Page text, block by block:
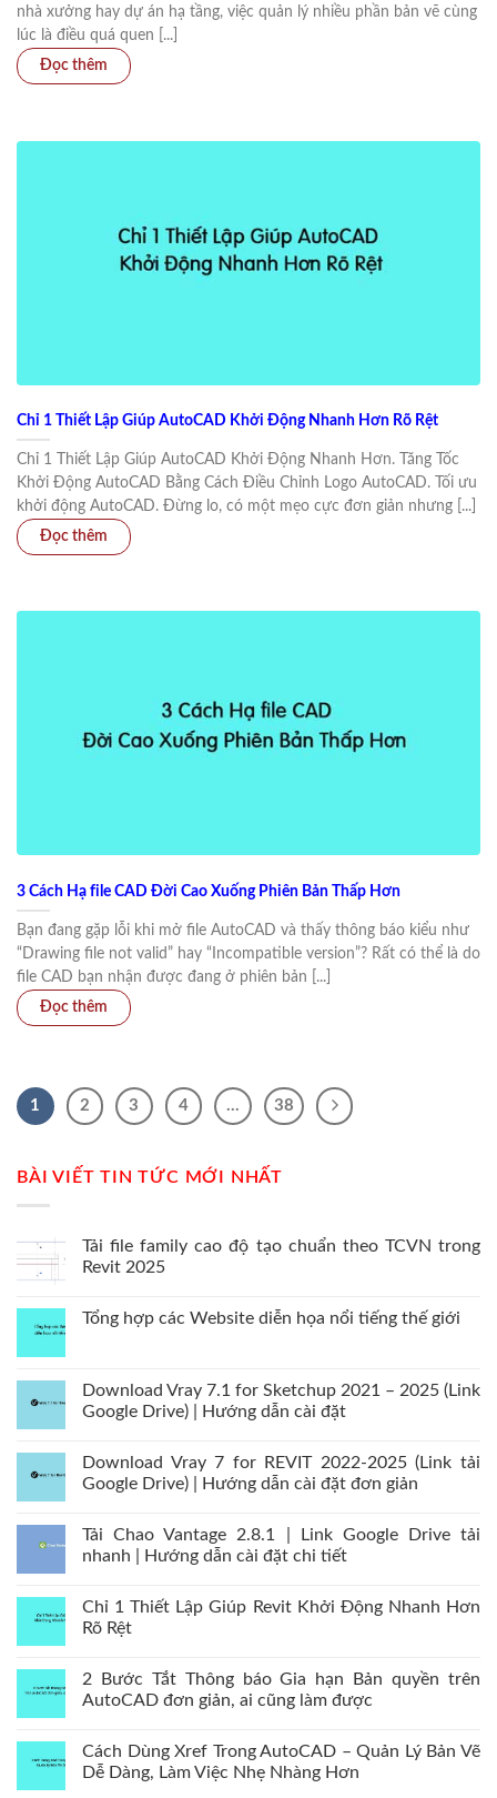
nhà xưởng hay dự án hạ tầng, việc quản lý nhiều phần bản vẽ cùng
lúc là điều quá quen [...]
Chỉ 1 Thiết Lập Giúp AutoCAD Khởi Động Nhanh Hơn Rõ Rệt
Chỉ 1 Thiết Lập Giúp AutoCAD Khởi Động Nhanh Hơn. Tăng Tốc
Khởi Động AutoCAD Bằng Cách Điều Chỉnh Logo AutoCAD. Tối ưu
khởi động AutoCAD. Đừng lo, có một mẹo cực đơn giản nhưng [...]
3 Cách Hạ file CAD Đời Cao Xuống Phiên Bản Thấp Hơn
Bạn đang gặp lỗi khi mở file AutoCAD và thấy thông báo kiểu như
“Drawing file not valid” hay “Incompatible version”? Rất có thể là do
file CAD bạn nhận được đang ở phiên bản [...]
1 2 3 4 … 38
BÀI VIẾT TIN TỨC MỚI NHẤT
Tải file family cao độ tạo chuẩn theo TCVN trong
Revit 2025
Tổng hợp các Website diễn họa nổi tiếng thế giới
Download Vray 7.1 for Sketchup 2021 – 2025 (Link
Google Drive) | Hướng dẫn cài đặt
Download Vray 7 for REVIT 2022-2025 (Link tải
Google Drive) | Hướng dẫn cài đặt đơn giản
Tải Chao Vantage 2.8.1 | Link Google Drive tải
nhanh | Hướng dẫn cài đặt chi tiết
Chỉ 1 Thiết Lập Giúp Revit Khởi Động Nhanh Hơn
Rõ Rệt
2 Bước Tắt Thông báo Gia hạn Bản quyền trên
AutoCAD đơn giản, ai cũng làm được
Cách Dùng Xref Trong AutoCAD – Quản Lý Bản Vẽ
Dễ Dàng, Làm Việc Nhẹ Nhàng Hơn